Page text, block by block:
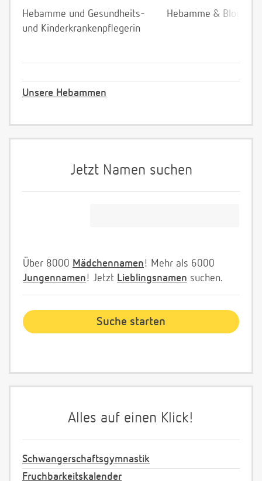
Hebamme und Gesundheits-
und Kinderkrankenpflegerin
Hebamme &
Unsere Hebammen
Jetzt Namen suchen
Über 8000 Mädchennamen! Mehr als 6000
Jungennamen! Jetzt Lieblingsnamen suchen.
Alles auf einen Klick!
Schwangerschaftsgymnastik
Fruchbarkeitskalender